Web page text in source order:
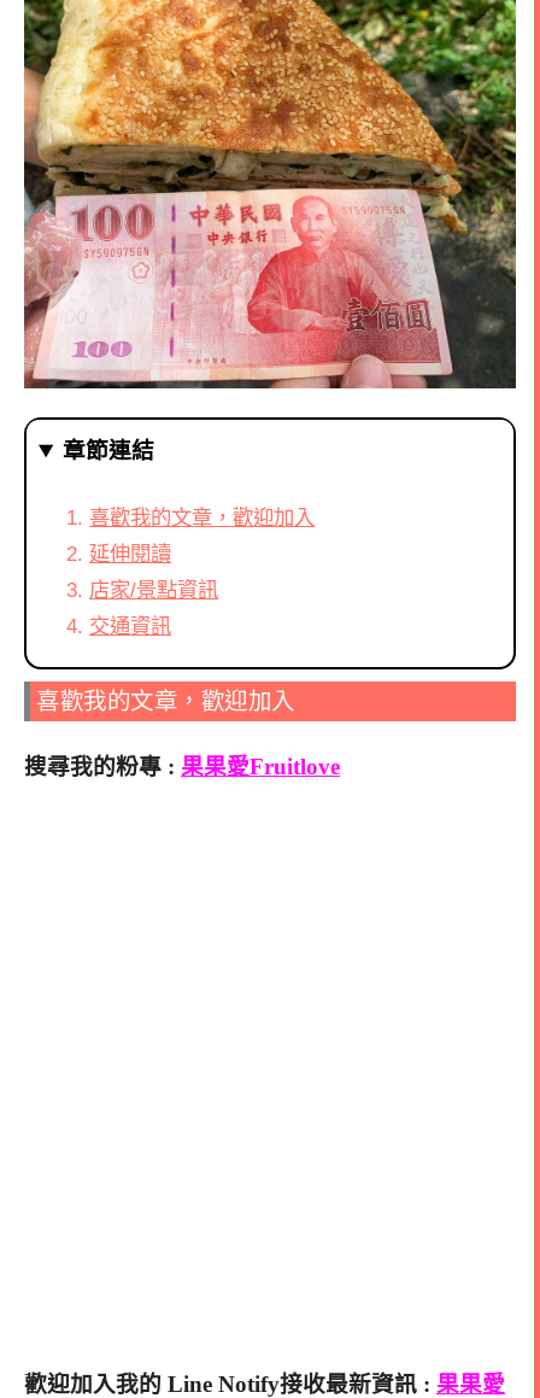
章節連結
喜歡我的文章，歡迎加入
延伸閱讀
店家/景點資訊
交通資訊
喜歡我的文章，歡迎加入
搜尋我的粉專 : 果果愛Fruitlove
歡迎加入我的 Line Notify接收最新資訊 : 果果愛